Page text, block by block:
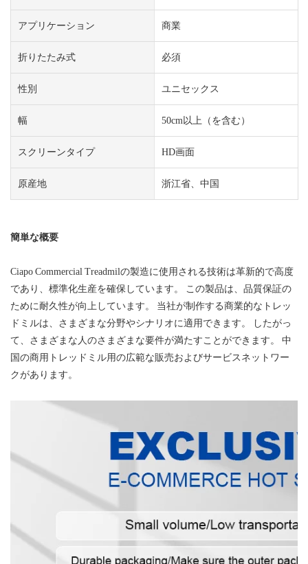
アプリケーション 商業
折りたたみ式 必須
性別 ユニセックス
幅 50cm以上（を含む）
スクリーンタイプ HD画面
原産地 浙江省、中国
簡単な概要
Ciapo Commercial Treadmilの製造に使用される技術は革新的で高度
であり、標準化生産を確保しています。 この製品は、品質保証の
ために耐久性が向上しています。 当社が制作する商業的なトレッ
ドミルは、さまざまな分野やシナリオに適用できます。 したがっ
て、さまざまな人のさまざまな要件が満たすことができます。 中
国の商用トレッドミル用の広範な販売およびサービスネットワー
クがあります。